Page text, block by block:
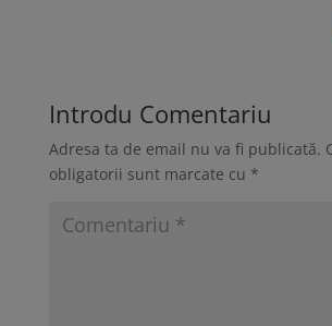
Introdu Comentariu
Adresa ta de email nu va fi publicată.
obligatorii sunt marcate cu *